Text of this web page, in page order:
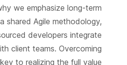
we emphasize long-term
shared Agile methodology,
developers integrate
client teams. Overcoming
to realizing the full value